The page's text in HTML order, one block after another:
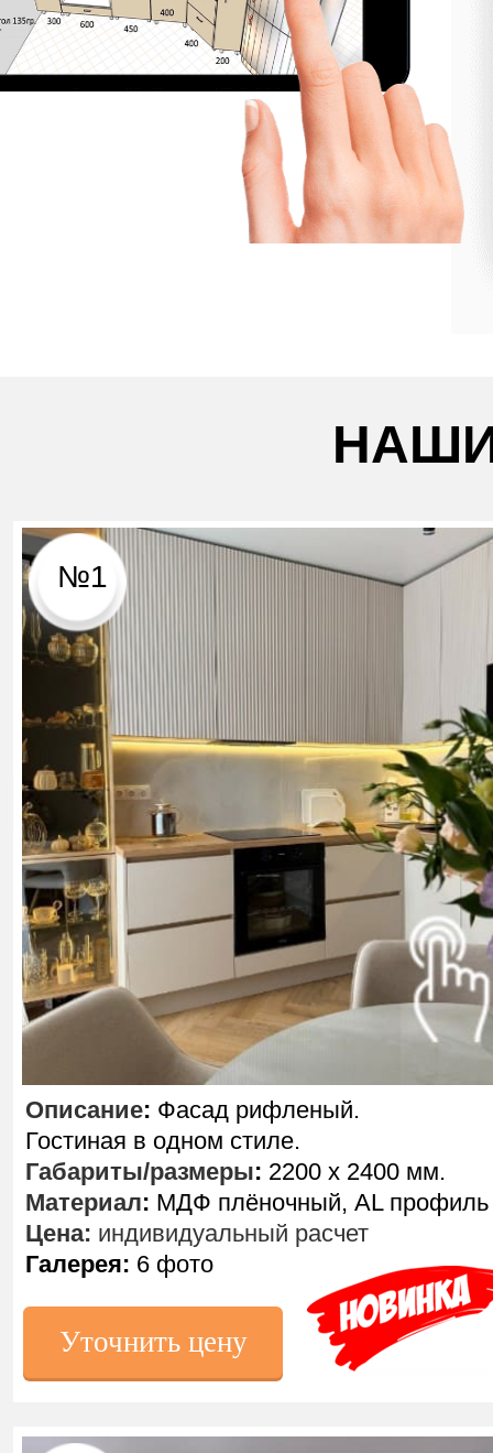
Описание: Фасад рифленый.
Гостиная в одном стиле.
Габариты/размеры: 2200 х 2400 мм.
Материал: МДФ плёночный, AL профиль
Цена: индивидуальный расчет
Галерея: 6 фото
Уточнить цену
№1